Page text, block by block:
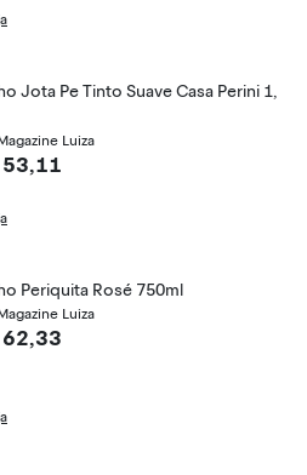
Jota Pe Tinto Suave Casa Perini 1,
Luiza
53,11
Periquita Rosé 750ml
Luiza
62,33